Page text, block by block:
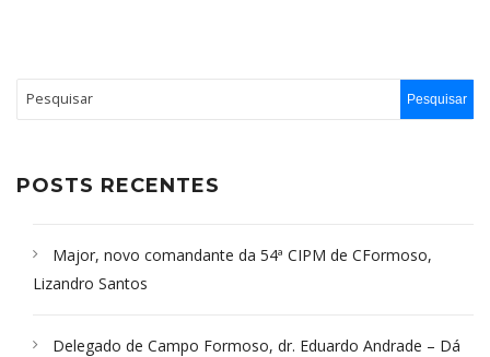
POSTS RECENTES
Major, novo comandante da 54ª CIPM de CFormoso,
Lizandro Santos
Delegado de Campo Formoso, dr. Eduardo Andrade – Dá